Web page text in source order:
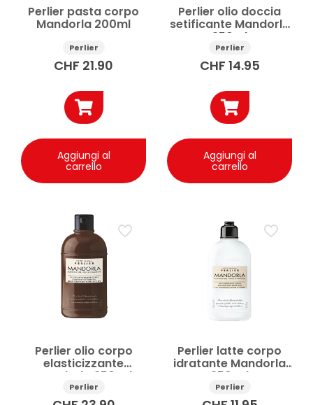
Perlier pasta corpo
Mandorla 200ml
Perlier
CHF 21.90
Aggiungi al
carrello
Perlier olio doccia
setificante Mandorla
250ml
Perlier
CHF 14.95
Aggiungi al
carrello
Perlier olio corpo
elasticizzante
Mandorla 250 ml
Perlier
Perlier latte corpo
idratante Mandorla
250 ml
Perlier